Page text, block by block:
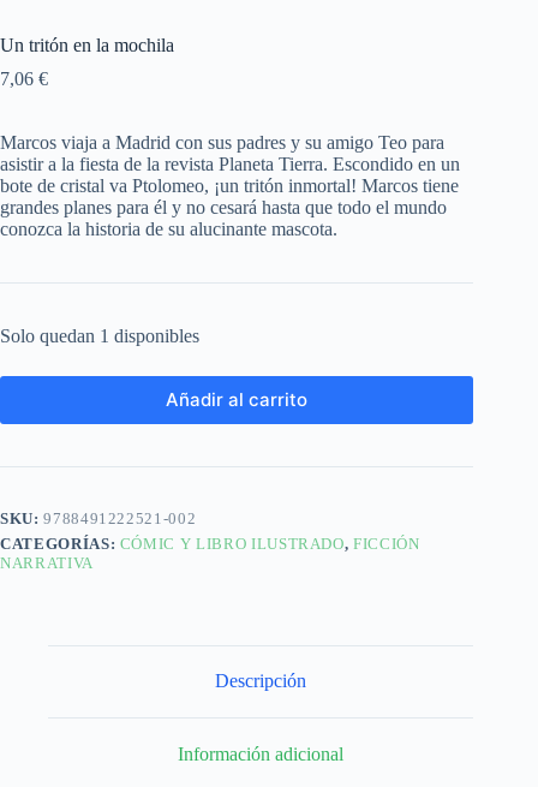
Un tritón en la mochila
7,06 €
Marcos viaja a Madrid con sus padres y su amigo Teo para
asistir a la fiesta de la revista Planeta Tierra. Escondido en un
bote de cristal va Ptolomeo, ¡un tritón inmortal! Marcos tiene
grandes planes para él y no cesará hasta que todo el mundo
conozca la historia de su alucinante mascota.
Solo quedan 1 disponibles
Añadir al carrito
SKU:9788491222521-002
CATEGORÍAS: CÓMIC Y LIBRO ILUSTRADO,FICCIÓN
NARRATIVA
Descripción
Información adicional